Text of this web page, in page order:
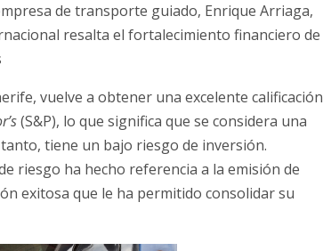
de transporte guiado, Enrique Arriaga,
resalta el fortalecimiento financiero de
vuelve a obtener una excelente calificación
(S&P), lo que significa que se considera una
tiene un bajo riesgo de inversión.
riesgo ha hecho referencia a la emisión de
exitosa que le ha permitido consolidar su